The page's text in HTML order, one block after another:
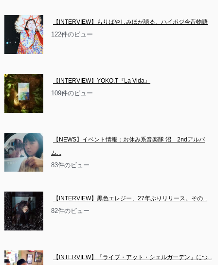
【INTERVIEW】もりばやしみほが語る、ハイポジ今昔物語
122件のビュー
【INTERVIEW】YOKO.T『La Vida』
109件のビュー
【NEWS】イベント情報：お休み系音楽隊 沼　2ndアルバ
ム...
83件のビュー
【INTERVIEW】黒色エレジー、27年ぶりリリース。その...
82件のビュー
【INTERVIEW】『ライブ・アット・シェルガーデン』につ...